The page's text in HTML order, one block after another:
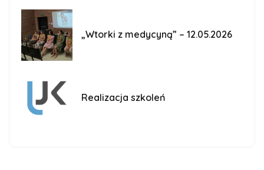
„Wtorki z medycyną” – 12.05.2026
Realizacja szkoleń